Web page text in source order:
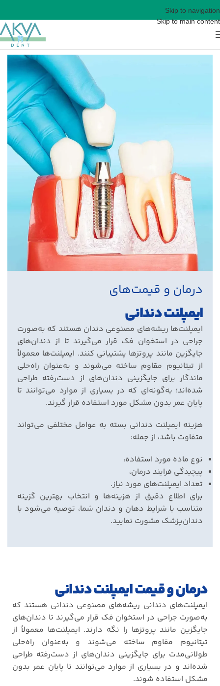
Skip to navigation
Skip to main content
درمان و قیمت‌های
ایمپلنت دندانی
ایمپلنت‌ها ریشه‌های مصنوعی دندان هستند که به‌صورت
جراحی در استخوان فک قرار می‌گیرند تا از دندان‌های
جایگزین مانند پروتزها پشتیبانی کنند. ایمپلنت‌ها معمولاً
از تیتانیوم مقاوم ساخته می‌شوند و به‌عنوان راه‌حلی
ماندگار برای جایگزینی دندان‌های از دست‌رفته طراحی
شده‌اند؛ به‌گونه‌ای که در بسیاری از موارد می‌توانند تا
پایان عمر بدون مشکل مورد استفاده قرار گیرند.
هزینه ایمپلنت دندانی بسته به عوامل مختلفی می‌تواند
متفاوت باشد، از جمله:
نوع ماده مورد استفاده،
پیچیدگی فرایند درمان،
تعداد ایمپلنت‌های مورد نیاز.
برای اطلاع دقیق از هزینه‌ها و انتخاب بهترین گزینه
متناسب با شرایط دهان و دندان شما، توصیه می‌شود با
دندان‌پزشک مشورت نمایید.
درمان و قیمت ایمپلنت دندانی
ایمپلنت‌های دندانی ریشه‌های مصنوعی دندانی هستند که
به‌صورت جراحی در استخوان فک قرار می‌گیرند تا دندان‌های
جایگزین مانند پروتزها را نگه دارند. ایمپلنت‌ها معمولاً از
تیتانیوم مقاوم ساخته می‌شوند و به‌عنوان راه‌حلی
طولانی‌مدت برای جایگزینی دندان‌های از دست‌رفته طراحی
شده‌اند و در بسیاری از موارد می‌توانند تا پایان عمر بدون
مشکل استفاده شوند.